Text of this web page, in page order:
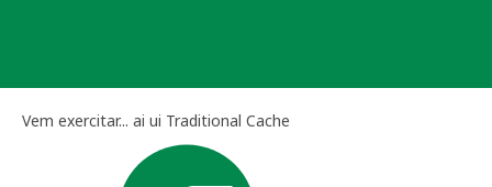
Vem exercitar... ai ui Traditional Cache